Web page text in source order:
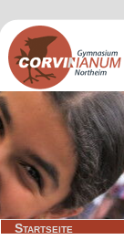
Navigation
überspringen
Startseite